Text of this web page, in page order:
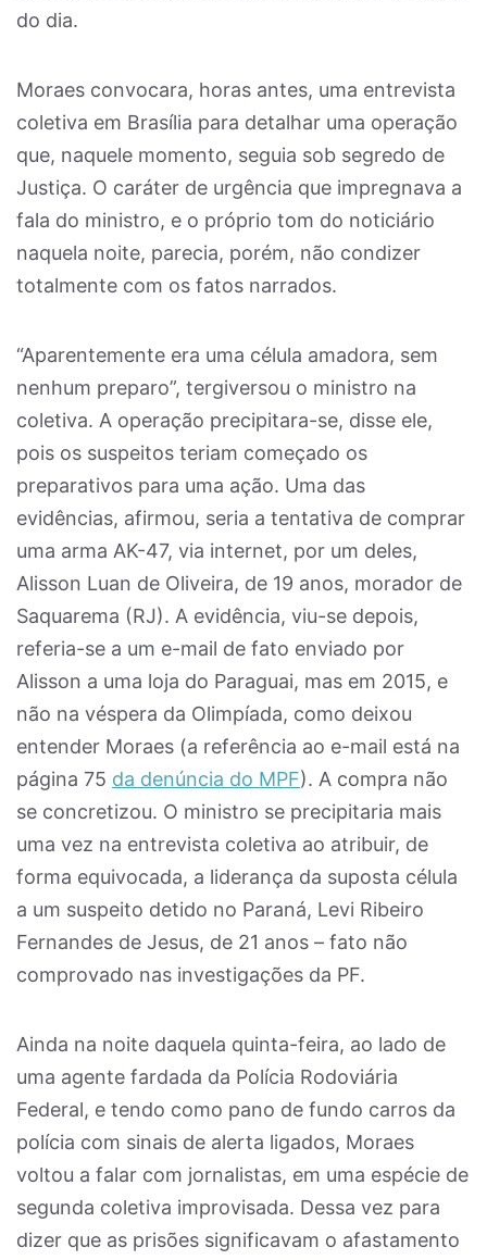
do dia.
Moraes convocara, horas antes, uma entrevista
coletiva em Brasília para detalhar uma operação
que, naquele momento, seguia sob segredo de
Justiça. O caráter de urgência que impregnava a
fala do ministro, e o próprio tom do noticiário
naquela noite, parecia, porém, não condizer
totalmente com os fatos narrados.
“Aparentemente era uma célula amadora, sem
nenhum preparo”, tergiversou o ministro na
coletiva. A operação precipitara-se, disse ele,
pois os suspeitos teriam começado os
preparativos para uma ação. Uma das
evidências, afirmou, seria a tentativa de comprar
uma arma AK-47, via internet, por um deles,
Alisson Luan de Oliveira, de 19 anos, morador de
Saquarema (RJ). A evidência, viu-se depois,
referia-se a um e-mail de fato enviado por
Alisson a uma loja do Paraguai, mas em 2015, e
não na véspera da Olimpíada, como deixou
entender Moraes (a referência ao e-mail está na
página 75 da denúncia do MPF). A compra não
se concretizou. O ministro se precipitaria mais
uma vez na entrevista coletiva ao atribuir, de
forma equivocada, a liderança da suposta célula
a um suspeito detido no Paraná, Levi Ribeiro
Fernandes de Jesus, de 21 anos – fato não
comprovado nas investigações da PF.
Ainda na noite daquela quinta-feira, ao lado de
uma agente fardada da Polícia Rodoviária
Federal, e tendo como pano de fundo carros da
polícia com sinais de alerta ligados, Moraes
voltou a falar com jornalistas, em uma espécie de
segunda coletiva improvisada. Dessa vez para
dizer que as prisões significavam o afastamento